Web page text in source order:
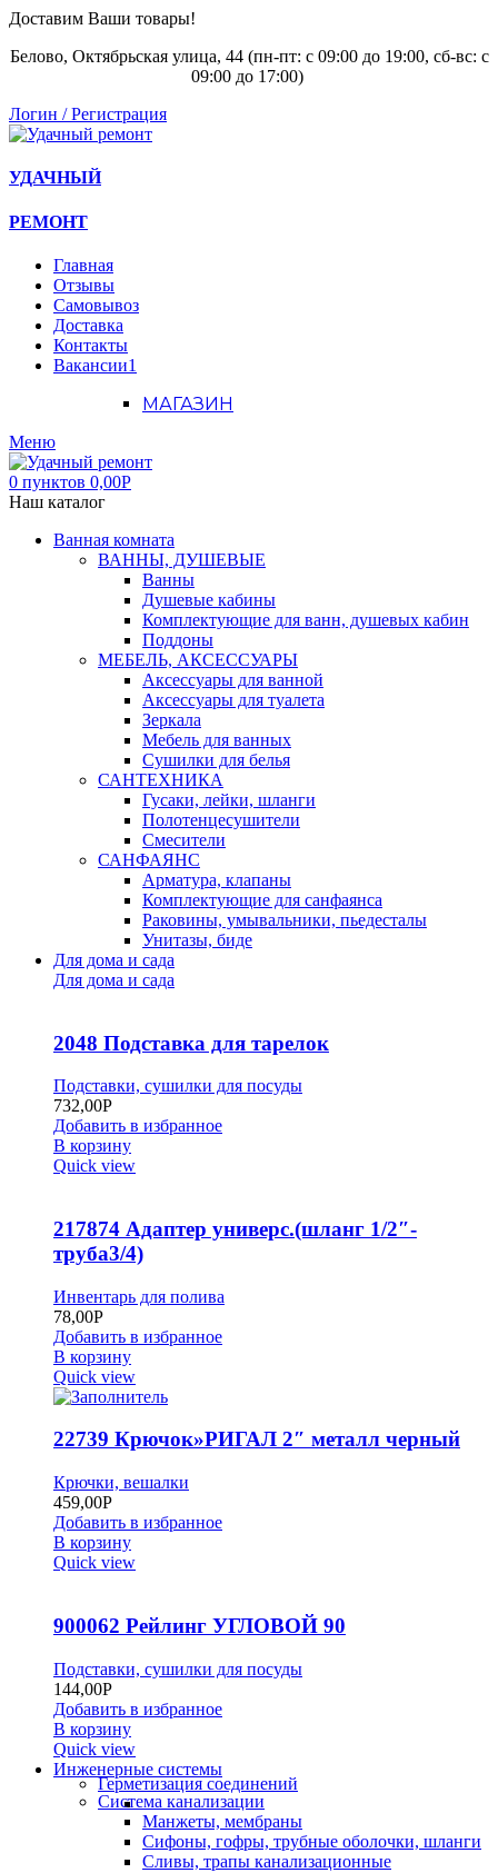
Доставим Ваши товары!
Белово, Октябрьская улица, 44 (пн-пт: с 09:00 до 19:00, сб-вс: с
09:00 до 17:00)
Логин / Регистрация
УДАЧНЫЙ
РЕМОНТ
Главная
Отзывы
Самовывоз
Доставка
Контакты
Вакансии1
МАГАЗИН
Меню
0 пунктов 0,00Р
Наш каталог
Ванная комната
ВАННЫ, ДУШЕВЫЕ
Ванны
Душевые кабины
Комплектующие для ванн, душевых кабин
Поддоны
МЕБЕЛЬ, АКСЕССУАРЫ
Аксессуары для ванной
Аксессуары для туалета
Зеркала
Мебель для ванных
Сушилки для белья
САНТЕХНИКА
Гусаки, лейки, шланги
Полотенцесушители
Смесители
САНФАЯНС
Арматура, клапаны
Комплектующие для санфаянса
Раковины, умывальники, пьедесталы
Унитазы, биде
Для дома и сада
Для дома и сада
2048 Подставка для тарелок
Подставки, сушилки для посуды
732,00Р
Добавить в избранное
В корзину
Quick view
217874 Адаптер универс.(шланг 1/2″-
труба3/4)
Инвентарь для полива
78,00Р
Добавить в избранное
В корзину
Quick view
22739 Крючок»РИГАЛ 2″ металл черный
Крючки, вешалки
459,00Р
Добавить в избранное
В корзину
Quick view
900062 Рейлинг УГЛОВОЙ 90
Подставки, сушилки для посуды
144,00Р
Добавить в избранное
В корзину
Quick view
Инженерные системы
Герметизация соединений
Система канализации
Манжеты, мембраны
Сифоны, гофры, трубные оболочки, шланги
Сливы, трапы канализационные